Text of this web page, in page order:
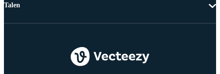
Talen